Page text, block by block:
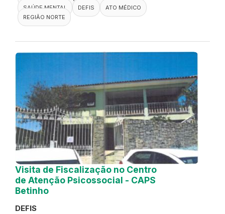
SAÚDE MENTAL
DEFIS
ATO MÉDICO
REGIÃO NORTE
Visita de Fiscalização no Centro
de Atenção Psicossocial - CAPS
Betinho
DEFIS